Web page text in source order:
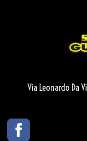
Via Leonardo Da